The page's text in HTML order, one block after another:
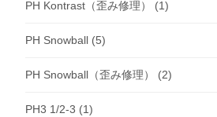
PH Kontrast（歪み修理） (1)
PH Snowball (5)
PH Snowball（歪み修理） (2)
PH3 1/2-3 (1)